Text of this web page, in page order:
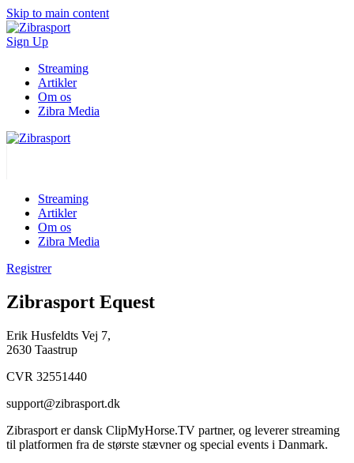
Skip to main content
Sign Up
Streaming
Artikler
Om os
Zibra Media
Streaming
Artikler
Om os
Zibra Media
Registrer
Zibrasport Equest
Erik Husfeldts Vej 7,
2630 Taastrup
CVR 32551440
support@zibrasport.dk
Zibrasport er dansk ClipMyHorse.TV partner, og leverer streaming
til platformen fra de største stævner og special events i Danmark.